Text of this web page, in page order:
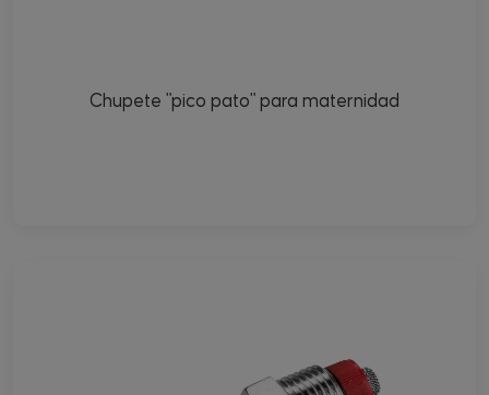
Chupete "pico pato" para maternidad